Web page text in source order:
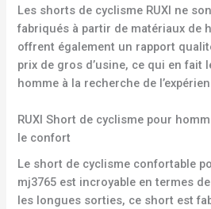
Les shorts de cyclisme RUXI ne
fabriqués à partir de matériaux de
offrent également un rapport
prix de gros d’usine, ce qui en fait
homme à la recherche de
RUXI Short de cyclisme pour
le confort
Le short de cyclisme confortable
mj3765 est incroyable en termes
les longues sorties, ce short est